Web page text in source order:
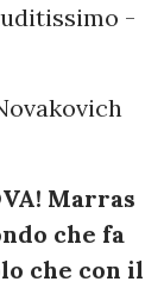
-
Marras
che fa
che con il